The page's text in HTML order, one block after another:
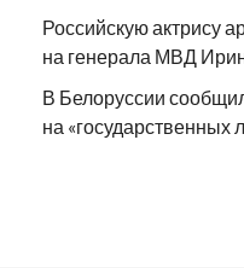
Российскую актрису
на генерала МВД
В Белоруссии
на «государственных